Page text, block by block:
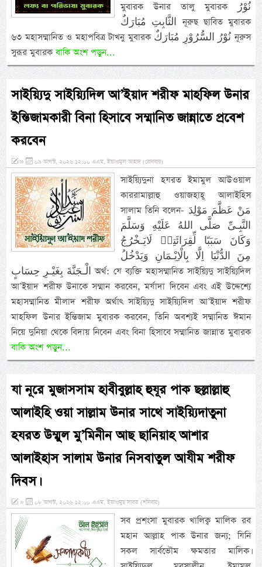
মুবারক উনার তালু মুবারক نُوْرُ
الثَّابِتِ مُبَارَكٌ নূরুছ ছাবিত মুবারক
৬৩ মহাসম্মানিত ও মহাপবিত্র টাখনু মুবারক نُوْرُ السُّرُوْرِ مُبَارَكٌ নূরুস
সুরূর মুবারকবাকি অংশ পড়ুন...
সাইয়্যিদু সাইয়্যিদিল আ’ইয়াদ শরীফ মাহফিল উনার
ইন্তিজামকারী বিনা হিসাবে সম্মানিত জান্নাতে প্রবেশ
করবেন
» ০৯ আগস্ট, ২০২৬ ১২:০০ এএম, ইয়াওমুল আহাদ (রোববার)
সাইয়্যিদুনা হযরত ইমামুল আউওয়াল
কাররামাল্লাহু ওয়াজহাহূ আলাইহিস
সালাম তিনি বলেন- مَنْ عَظَّمَ مَوْلِدَ
النَّبِـىِّ صَلَّى اللهُ عَلَيْهِ وَسَلَّمَ
وَكَانَ سَبَبًا لِّقِرَائَتِهٖ لَايَـخْرُجُ
مِنَ الدُّنْيَا اِلَّا بِالْاِيْـمَانِ وَيَدْخُلُ
الْـجَنَّةَ بِغَيْـرِ حِسَابٍ অর্থ: যে ব্যক্তি মহাসম্মানিত সাইয়্যিদু সাইয়্যিদিল
আ’ইয়াদ শরীফ উনাকে সম্মান করবেন, মর্যাদা দিবেন এবং এই উদ্দেশ্যে
মহাসম্মানিত মীলাদ শরীফ অর্থাৎ সাইয়্যিদু সাইয়্যিদিল আ’ইয়াদ শরীফ
মাহফিল উনার ইন্তিজাম মুবারক করবেন, তিনি অবশ্যই সম্মানিত ঈমান
নিয়ে দুনিয়া থেকে বিদায় নিবেন এবং বিনা হিসাবে সম্মানিত জান্নাত মুবারক
বাকি অংশ পড়ুন...
যা নূরে মুজাসসাম হাবীবুল্লাহ হুযূর পাক ছল্লাল্লাহু
আলাইহি ওয়া সাল্লাম উনার সাথে সাইয়্যিদাতুনা
হযরত উম্মুল মু’মিনীন আছ ছানিয়াহ আশার
আলাইহাস সালাম উনার নিসবাতুল আযীম শরীফ
দিবস।
» ০৮ আগস্ট, ২০২৬ ১২:০০ এএম, ইয়াওমুছ সাবত (শনিবার)
সব প্রশংসা মুবারক খালিক্ব মালিক রব
মহান আল্লাহ পাক উনার জন্য; যিনি
সকল সার্বভৌম ক্ষমতার মালিক।